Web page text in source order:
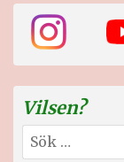
Vilsen?
Sök
efter: